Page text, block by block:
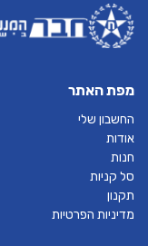
מפת האתר
החשבון שלי
אודות
חנות
סל קניות
תקנון
מדיניות הפרטיות